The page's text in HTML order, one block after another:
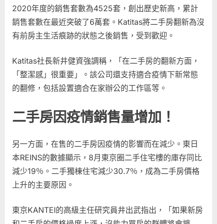
2020年度的銷售套數為4525套，創出歷史新高，累計
銷售套數在最近突破了6萬套。Katitas將二手房翻新為沒
有前房主生活痕跡的狀態之後銷售，受到歡迎。
Katitas社長新井健資強調稱，「在二手房的翻新方面，
「整潔感」很重要」。該公司還支持適合疫情下新常態
的翻修，包括設置適合在家辦公的工作區等。
二手房因疫情銷售量增加！
另一方面，在售的二手房因疫情的影響而在減少。東日
本REINS的數據顯示，8月東京圈二手住宅樓的庫存同比
減少19％。二手獨棟住宅減少30.7％，成為二手房價格
上升的主要原因。
東京KANTEI的高級主任研究員井出武指出，「如果新房